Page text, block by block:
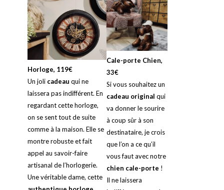
Horloge, 119€
Un joli cadeau qui ne
laissera pas indifférent. En
regardant cette horloge,
on se sent tout de suite
comme à la maison. Elle se
montre robuste et fait
appel au savoir-faire
artisanal de l’horlogerie.
Une véritable dame, cette
Cale-porte Chien,
33€
Si vous souhaitez un
cadeau original qui
va donner le sourire
à coup sûr à son
destinataire, je crois
que l’on a ce qu’il
vous faut avec notre
chien cale-porte !
Il ne laissera